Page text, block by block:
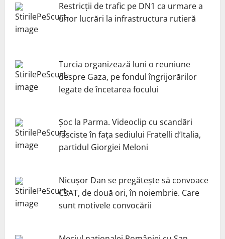
Restricții de trafic pe DN1 ca urmare a
unor lucrări la infrastructura rutieră
Turcia organizează luni o reuniune
despre Gaza, pe fondul îngrijorărilor
legate de încetarea focului
Șoc la Parma. Videoclip cu scandări
fasciste în fața sediului Fratelli d’Italia,
partidul Giorgiei Meloni
Nicuşor Dan se pregăteşte să convoace
CSAT, de două ori, în noiembrie. Care
sunt motivele convocării